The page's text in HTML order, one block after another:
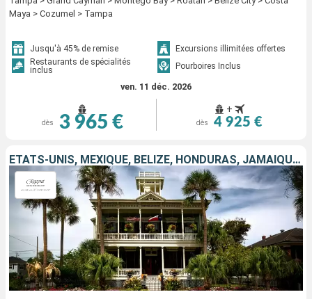
Maya > Cozumel > Tampa
Jusqu'à 45% de remise
Excursions illimitées offertes
Restaurants de spécialités
inclus
Pourboires Inclus
ven. 11 déc. 2026
dès 3 965 €
+
dès 4 925 €
ÉTATS-UNIS, MEXIQUE, BELIZE, HONDURAS, JAMAÏQUE, CAÏMANS (ÎLES)